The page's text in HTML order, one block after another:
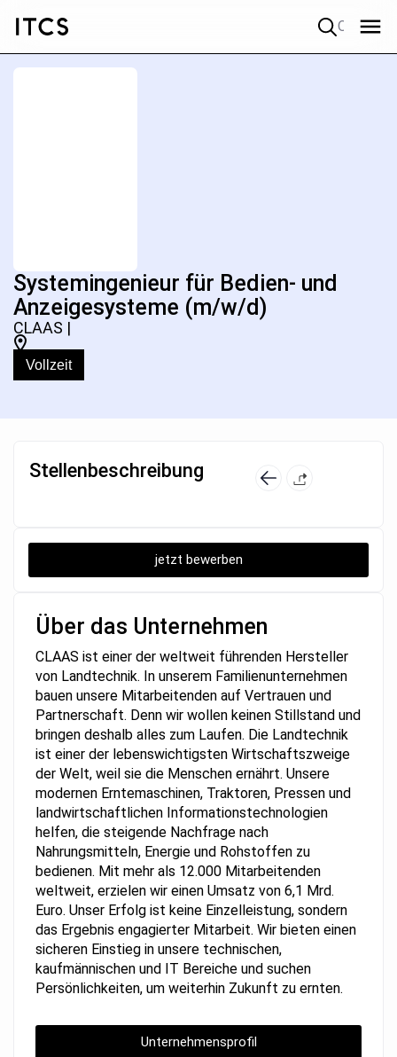
Systemingenieur für Bedien- und
Anzeigesysteme (m/w/d)
CLAAS |
Vollzeit
Stellenbeschreibung
jetzt bewerben
Über das Unternehmen
CLAAS ist einer der weltweit führenden Hersteller
von Landtechnik. In unserem Familienunternehmen
bauen unsere Mitarbeitenden auf Vertrauen und
Partnerschaft. Denn wir wollen keinen Stillstand und
bringen deshalb alles zum Laufen. Die Landtechnik
ist einer der lebenswichtigsten Wirtschaftszweige
der Welt, weil sie die Menschen ernährt. Unsere
modernen Erntemaschinen, Traktoren, Pressen und
landwirtschaftlichen Informationstechnologien
helfen, die steigende Nachfrage nach
Nahrungsmitteln, Energie und Rohstoffen zu
bedienen. Mit mehr als 12.000 Mitarbeitenden
weltweit, erzielen wir einen Umsatz von 6,1 Mrd.
Euro. Unser Erfolg ist keine Einzelleistung, sondern
das Ergebnis engagierter Mitarbeit. Wir bieten einen
sicheren Einstieg in unsere technischen,
kaufmännischen und IT Bereiche und suchen
Persönlichkeiten, um weiterhin Zukunft zu ernten.
Unternehmensprofil